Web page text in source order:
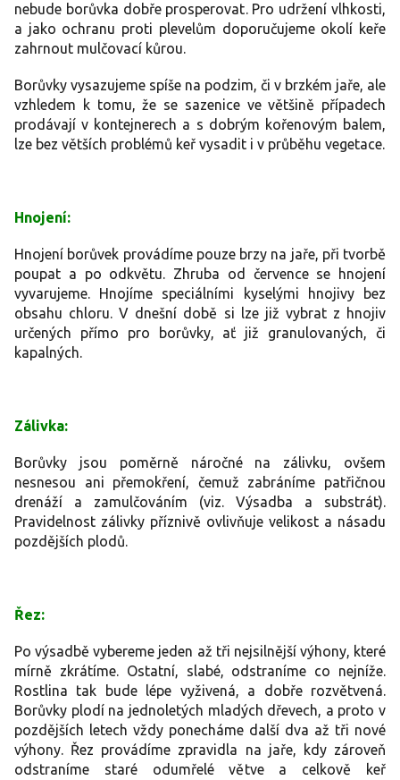
nebude borůvka dobře prosperovat. Pro udržení vlhkosti,
a jako ochranu proti plevelům doporučujeme okolí keře
zahrnout mulčovací kůrou.
Borůvky vysazujeme spíše na podzim, či v brzkém jaře, ale
vzhledem k tomu, že se sazenice ve většině případech
prodávají v kontejnerech a s dobrým kořenovým balem,
lze bez větších problémů keř vysadit i v průběhu vegetace.
Hnojení:
Hnojení borůvek provádíme pouze brzy na jaře, při tvorbě
poupat a po odkvětu. Zhruba od července se hnojení
vyvarujeme. Hnojíme speciálními kyselými hnojivy bez
obsahu chloru. V dnešní době si lze již vybrat z hnojiv
určených přímo pro borůvky, ať již granulovaných, či
kapalných.
Zálivka:
Borůvky jsou poměrně náročné na zálivku, ovšem
nesnesou ani přemokření, čemuž zabráníme patřičnou
drenáží a zamulčováním (viz. Výsadba a substrát).
Pravidelnost zálivky příznivě ovlivňuje velikost a násadu
pozdějších plodů.
Řez:
Po výsadbě vybereme jeden až tři nejsilnější výhony, které
mírně zkrátíme. Ostatní, slabé, odstraníme co nejníže.
Rostlina tak bude lépe vyživená, a dobře rozvětvená.
Borůvky plodí na jednoletých mladých dřevech, a proto v
pozdějších letech vždy ponecháme další dva až tři nové
výhony. Řez provádíme zpravidla na jaře, kdy zároveň
odstraníme staré odumřelé větve a celkově keř